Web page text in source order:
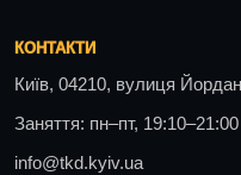
КОНТАКТИ
Київ, 04210, вулиця
Заняття: пн–пт, 19:10–21:00
info@tkd.kyiv.ua